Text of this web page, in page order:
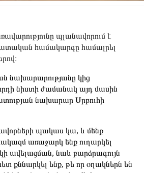
պլանավորում է
համակարգը համալրել
նախարարությանը կից
նիստի ժամանակ այդ մասին
նախարար Սրբուհի
պակաս կա, և մենք
առաջարկ ենք ուղարկել
ավելացման, նաև բարձրագույն
քննարկել ենք, թե որ օղակներն են